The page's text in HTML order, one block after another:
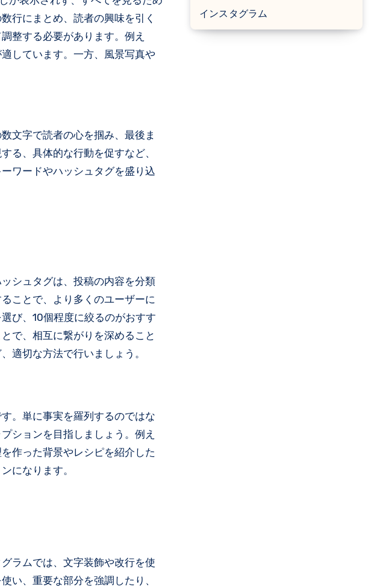
行にまとめ、読者の興味を引く
整する必要があります。例え
しています。一方、風景写真や
文字で読者の心を掴み、最後ま
る、具体的な行動を促すなど、
ワードやハッシュタグを盛り込
シュタグは、投稿の内容を分類
ことで、より多くのユーザーに
び、10個程度に絞るのがおすす
で、相互に繋がりを深めること
適切な方法で行いましょう。
。単に事実を羅列するのではな
ションを目指しましょう。例え
作った背景やレシピを紹介した
になります。
ラムでは、文字装飾や改行を使
い、重要な部分を強調したり、
インスタグラム